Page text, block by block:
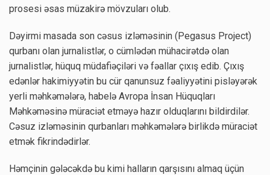
prosesi əsas müzakirə mövzuları olub.
Dəyirmi masada son cəsus izləməsinin (Pegasus Project)
qurbanı olan jurnalistlər, o cümlədən mühacirətdə olan
jurnalistlər, hüquq müdafiəçiləri və fəallar çıxış edib. Çıxış
edənlər hakimiyyətin bu cür qanunsuz fəaliyyətini pisləyərək
yerli məhkəmələrə, habelə Avropa İnsan Hüquqları
Məhkəməsinə müraciət etməyə hazır olduqlarını bildirdilər.
Cəsuz izləməsinin qurbanları məhkəmələrə birlikdə müraciət
etmək fikrindədirlər.
Həmçinin gələcəkdə bu kimi halların qarşısını almaq üçün